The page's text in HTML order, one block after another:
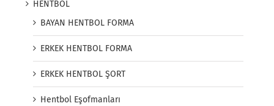
HENTBOL
BAYAN HENTBOL FORMA
ERKEK HENTBOL FORMA
ERKEK HENTBOL ŞORT
Hentbol Eşofmanları